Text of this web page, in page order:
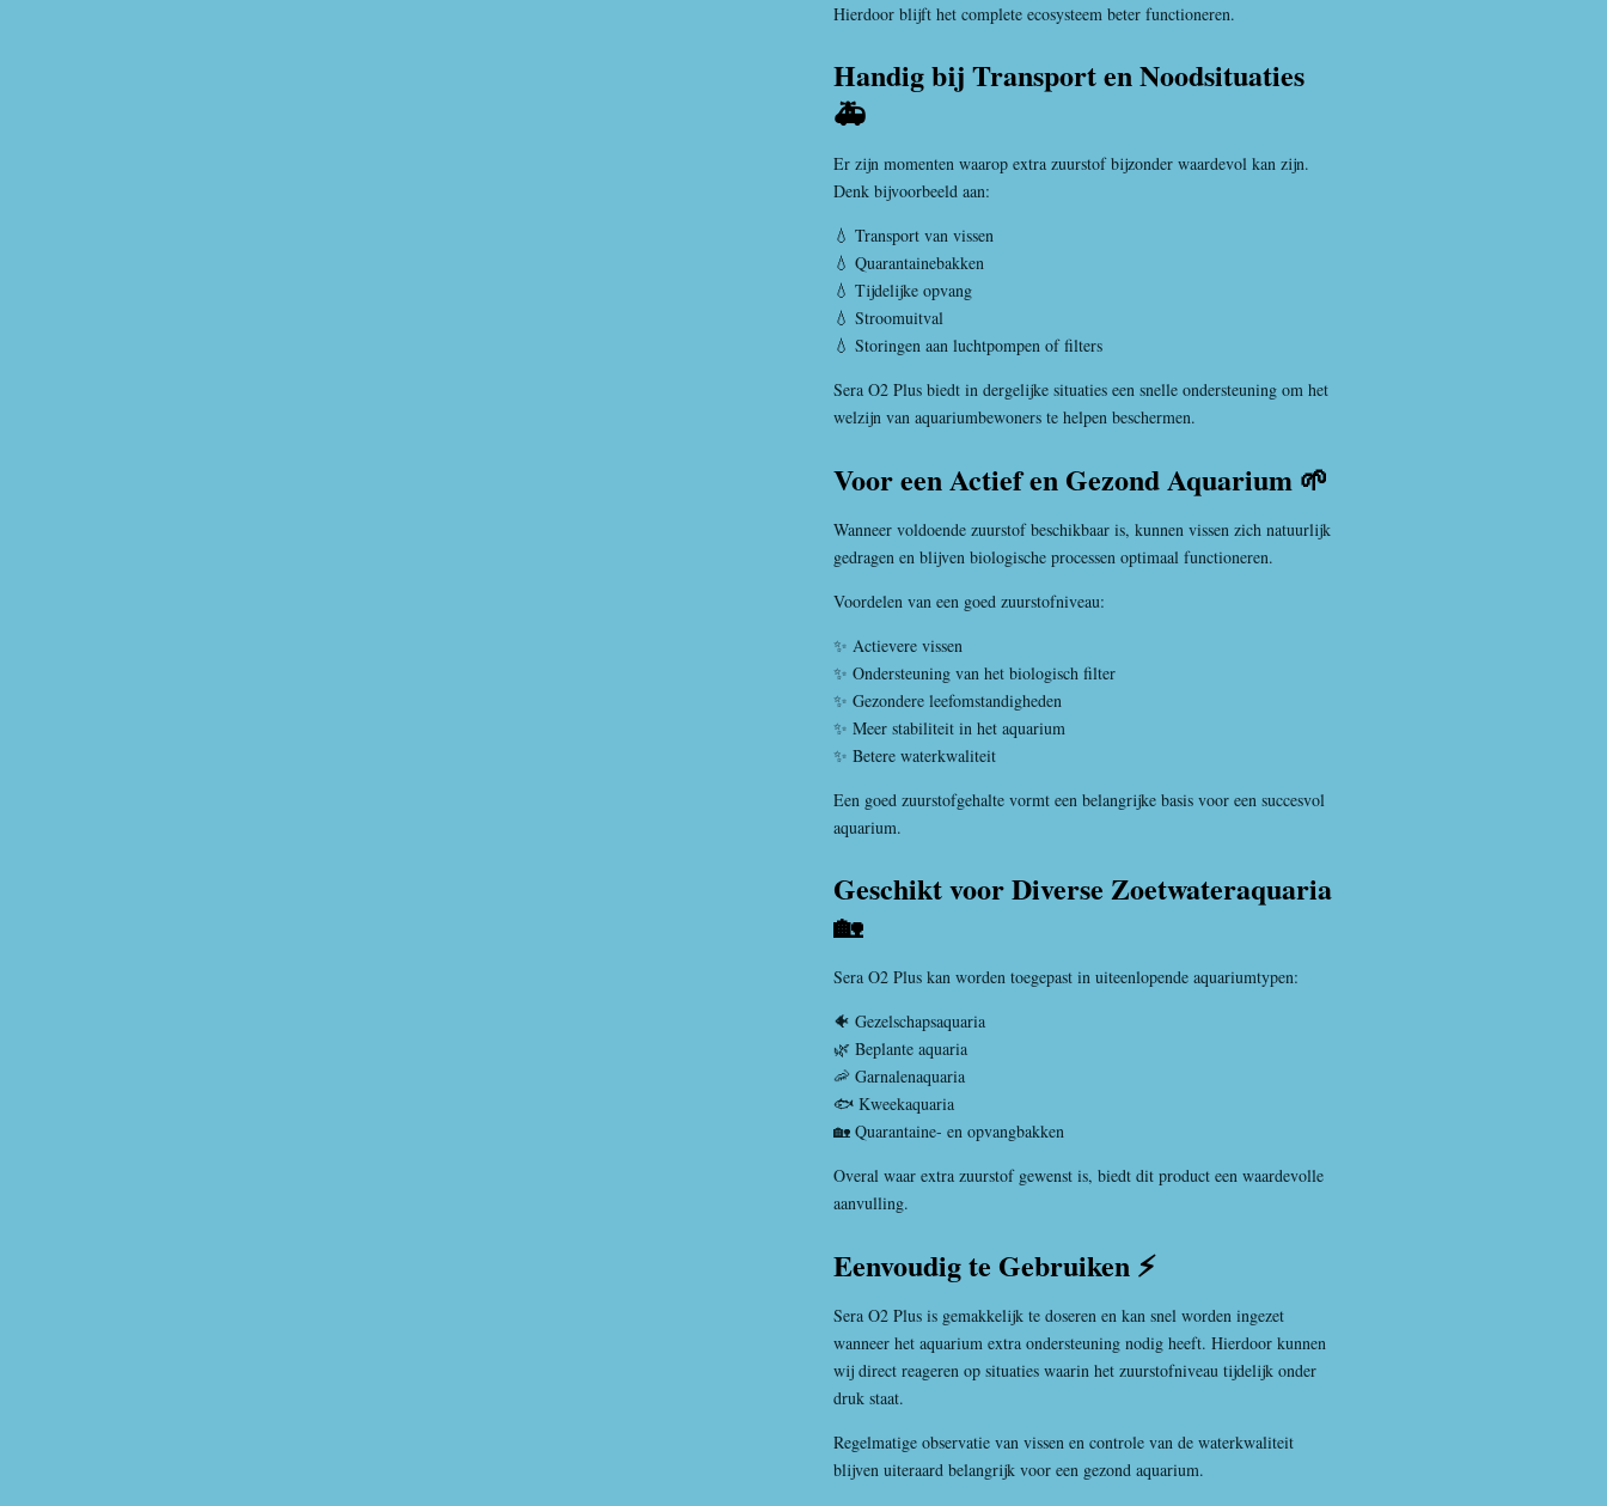
Hierdoor blijft het complete ecosysteem beter functioneren.
Handig bij Transport en Noodsituaties
🚑
Er zijn momenten waarop extra zuurstof bijzonder waardevol kan zijn.
Denk bijvoorbeeld aan:
💧 Transport van vissen
💧 Quarantainebakken
💧 Tijdelijke opvang
💧 Stroomuitval
💧 Storingen aan luchtpompen of filters
Sera O2 Plus biedt in dergelijke situaties een snelle ondersteuning om het
welzijn van aquariumbewoners te helpen beschermen.
Voor een Actief en Gezond Aquarium 🌱
Wanneer voldoende zuurstof beschikbaar is, kunnen vissen zich natuurlijk
gedragen en blijven biologische processen optimaal functioneren.
Voordelen van een goed zuurstofniveau:
✨ Actievere vissen
✨ Ondersteuning van het biologisch filter
✨ Gezondere leefomstandigheden
✨ Meer stabiliteit in het aquarium
✨ Betere waterkwaliteit
Een goed zuurstofgehalte vormt een belangrijke basis voor een succesvol
aquarium.
Geschikt voor Diverse Zoetwateraquaria
🏡
Sera O2 Plus kan worden toegepast in uiteenlopende aquariumtypen:
🐠 Gezelschapsaquaria
🌿 Beplante aquaria
🦐 Garnalenaquaria
🐟 Kweekaquaria
🏡 Quarantaine- en opvangbakken
Overal waar extra zuurstof gewenst is, biedt dit product een waardevolle
aanvulling.
Eenvoudig te Gebruiken ⚡
Sera O2 Plus is gemakkelijk te doseren en kan snel worden ingezet
wanneer het aquarium extra ondersteuning nodig heeft. Hierdoor kunnen
wij direct reageren op situaties waarin het zuurstofniveau tijdelijk onder
druk staat.
Regelmatige observatie van vissen en controle van de waterkwaliteit
blijven uiteraard belangrijk voor een gezond aquarium.